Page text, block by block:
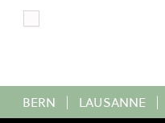
Colour
white
BERN | LAUSANNE |